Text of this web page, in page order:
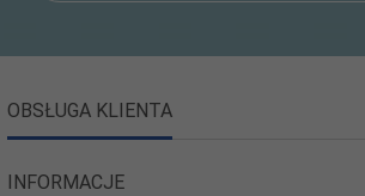
OBSŁUGA KLIENTA
INFORMACJE